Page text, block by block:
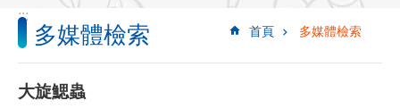
多
媒
體
檢
:::
首頁 多媒體檢索
多媒體檢索
大旋鰓蟲